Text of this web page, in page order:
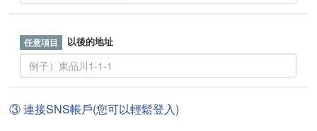
以後的地址
③ 連接SNS帳戶(您可以輕鬆登入)